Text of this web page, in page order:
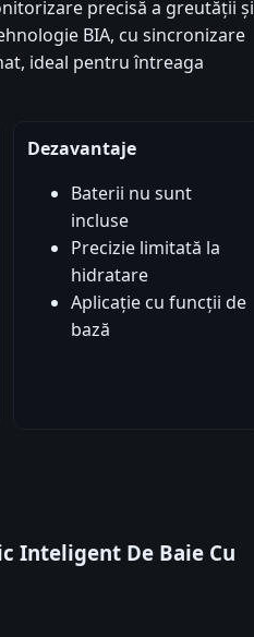
precisă a greutății și
BIA, cu sincronizare
ideal pentru întreaga
Dezavantaje
Baterii nu sunt
incluse
Precizie limitată la
hidratare
Aplicație cu funcții de
bază
Inteligent De Baie Cu